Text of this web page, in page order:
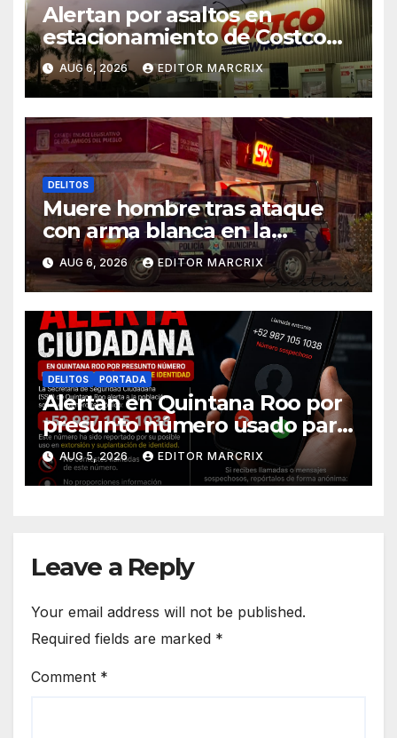
Alertan por asaltos en
estacionamiento de Costco
Cancún
AUG 6, 2026 EDITOR MARCRIX
DELITOS
Muere hombre tras ataque
con arma blanca en la
Supermanzana 89 de Cancún
AUG 6, 2026 EDITOR MARCRIX
DELITOS PORTADA
Alertan en Quintana Roo por
presunto número usado para
extorsión y robo de identidad
AUG 5, 2026 EDITOR MARCRIX
Leave a Reply
Your email address will not be published.
Required fields are marked *
Comment *